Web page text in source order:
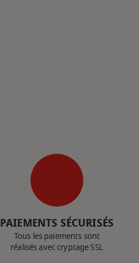
PAIEMENTS SÉCURISÉS
Tous les paiements sont
réalisés avec cryptage SSL